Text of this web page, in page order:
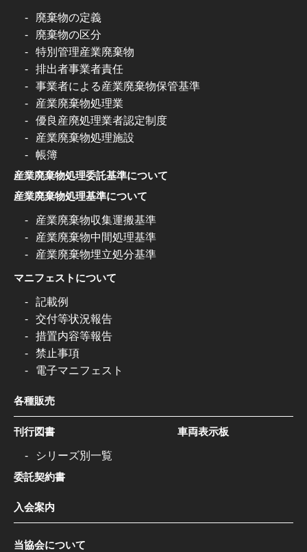
廃棄物の定義
廃棄物の区分
特別管理産業廃棄物
排出者事業者責任
事業者による産業廃棄物保管基準
産業廃棄物処理業
優良産廃処理業者認定制度
産業廃棄物処理施設
帳簿
産業廃棄物処理委託基準について
産業廃棄物処理基準について
産業廃棄物収集運搬基準
産業廃棄物中間処理基準
産業廃棄物埋立処分基準
マニフェストについて
記載例
交付等状況報告
措置内容等報告
禁止事項
電子マニフェスト
各種販売
刊行図書
シリーズ別一覧
委託契約書
車両表示板
入会案内
当協会について